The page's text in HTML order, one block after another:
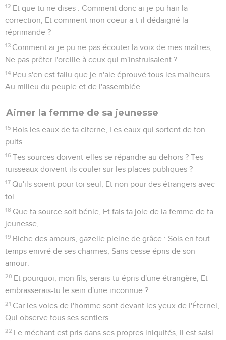
12 Et que tu ne dises : Comment donc ai-je pu haïr la
correction, Et comment mon coeur a-t-il dédaigné la
réprimande ?
13 Comment ai-je pu ne pas écouter la voix de mes maîtres,
Ne pas prêter l'oreille à ceux qui m'instruisaient ?
14 Peu s'en est fallu que je n'aie éprouvé tous les malheurs
Au milieu du peuple et de l'assemblée.
Aimer la femme de sa jeunesse
15 Bois les eaux de ta citerne, Les eaux qui sortent de ton
puits.
16 Tes sources doivent-elles se répandre au dehors ? Tes
ruisseaux doivent ils couler sur les places publiques ?
17 Qu'ils soient pour toi seul, Et non pour des étrangers avec
toi.
18 Que ta source soit bénie, Et fais ta joie de la femme de ta
jeunesse,
19 Biche des amours, gazelle pleine de grâce : Sois en tout
temps enivré de ses charmes, Sans cesse épris de son
amour.
20 Et pourquoi, mon fils, serais-tu épris d'une étrangère, Et
embrasserais-tu le sein d'une inconnue ?
21 Car les voies de l'homme sont devant les yeux de l'Éternel,
Qui observe tous ses sentiers.
22 Le méchant est pris dans ses propres iniquités, Il est saisi